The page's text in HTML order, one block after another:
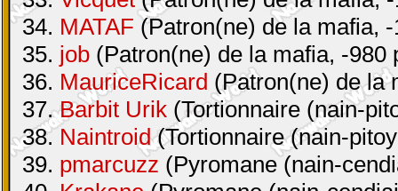
34. MATAF (Patron(ne) de la mafia,
35. job (Patron(ne) de la mafia, -980
36. MauriceRicard (Patron(ne) de la
37.Barbit Urik (Tortionnaire (nain-
38. Naintroid(Tortionnaire (nain-
39. pmarcuzz (Pyromane (nain-